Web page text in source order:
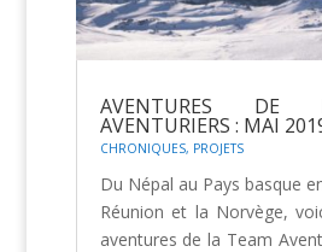
AVENTURES DE
AVENTURIERS : MAI
CHRONIQUES, PROJETS
Du Népal au Pays basque
Réunion et la Norvège,
aventures de la Team